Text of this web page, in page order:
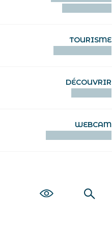
TOURISME
DÉCOUVRIR
WEBCAM